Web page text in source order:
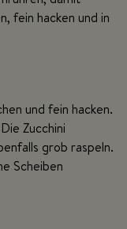
fein hacken und in
und fein hacken.
Zucchini
grob raspeln.
Scheiben